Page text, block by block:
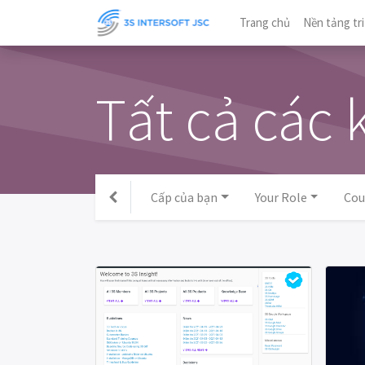
Trang chủ Nền tảng
Tất cả các
Cấp của bạn Your Role